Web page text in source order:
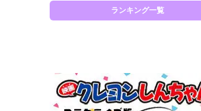
ランキング一覧